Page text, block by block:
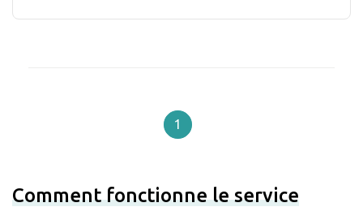
1
Comment fonctionne le service